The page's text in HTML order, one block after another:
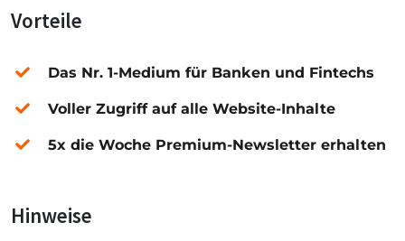
Vorteile
Das Nr. 1-Medium für Banken und Fintechs
Voller Zugriff auf alle Website-Inhalte
5x die Woche Premium-Newsletter erhalten
Hinweise